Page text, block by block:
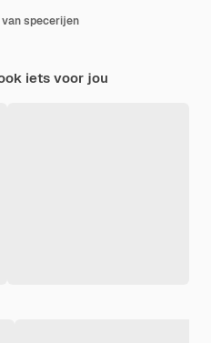
specerijen
iets voor jou